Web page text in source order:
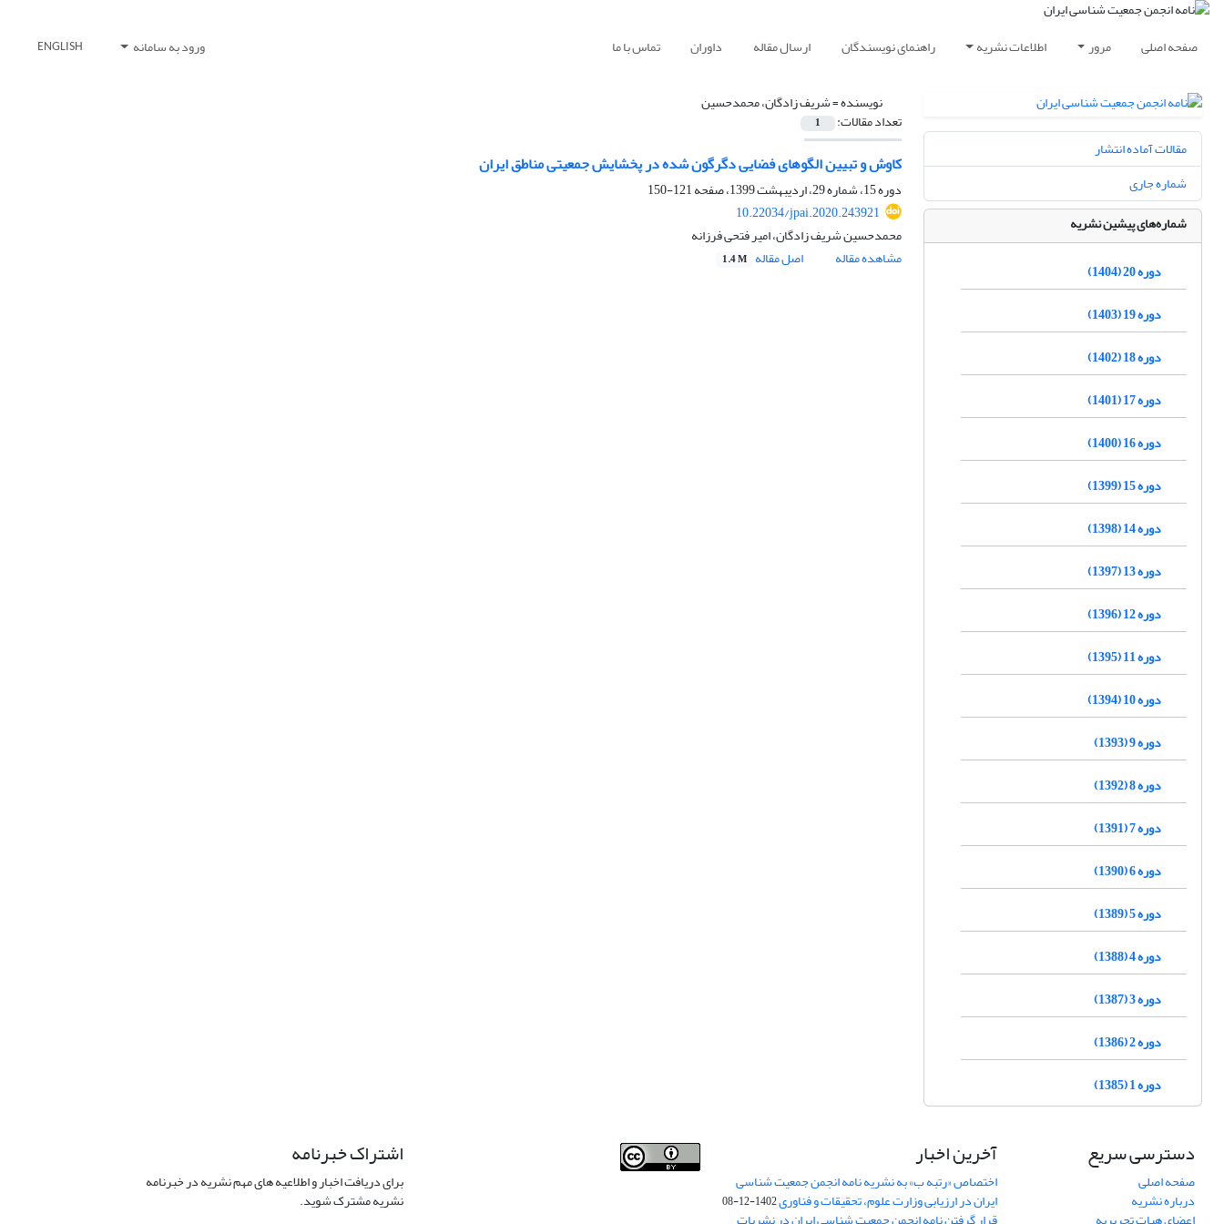
صفحه اصلی مرور اطلاعات نشریه راهنمای نویسندگان ارسال مقاله داوران تماس با ما ورود به سامانه ENGLISH
نویسنده =شریف زادگان، محمدحسین
تعداد مقالات: 1
کاوش و تبیین الگوهای فضایی دگرگون شده در پخشایش جمعیتی مناطق ایران
دوره 15، شماره 29، اردیبهشت 1399، صفحه
121-150
10.22034/jpai.2020.243921
محمدحسین شریف زادگان، امیر فتحی فرزانه
مشاهده مقاله
اصل مقاله 1.4 M
مقالات آماده انتشار
شماره جاری
شماره‌های پیشین نشریه
دوره 20 (1404)
دوره 19 (1403)
دوره 18 (1402)
دوره 17 (1401)
دوره 16 (1400)
دوره 15 (1399)
دوره 14 (1398)
دوره 13 (1397)
دوره 12 (1396)
دوره 11 (1395)
دوره 10 (1394)
دوره 9 (1393)
دوره 8 (1392)
دوره 7 (1391)
دوره 6 (1390)
دوره 5 (1389)
دوره 4 (1388)
دوره 3 (1387)
دوره 2 (1386)
دوره 1 (1385)
دسترسی سریع
صفحه اصلی
درباره نشریه
آخرین اخبار
اختصاص «رتبه ب» به نشریه نامه انجمن جمعیت شناسی
ایران در ارزیابی وزارت علوم، تحقیقات و فناوری1402-12-08
اشتراک خبرنامه
برای دریافت اخبار و اطلاعیه های مهم نشریه در خبرنامه
نشریه مشترک شوید.